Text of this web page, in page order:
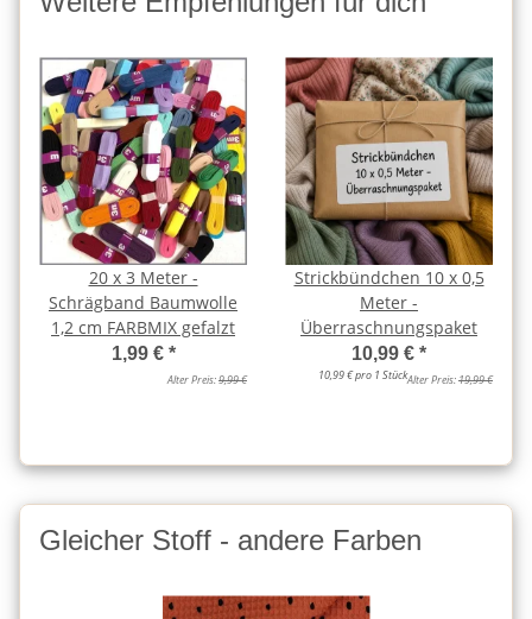
20 x 3 Meter -
Schrägband Baumwolle
1,2 cm FARBMIX gefalzt
1,99 € *
Alter Preis:9,99 €
Strickbündchen 10 x 0,5
Meter -
Überraschnungspaket
10,99 € *
10,99 € pro 1 StückAlter Preis:19,99 €
Gleicher Stoff - andere Farben